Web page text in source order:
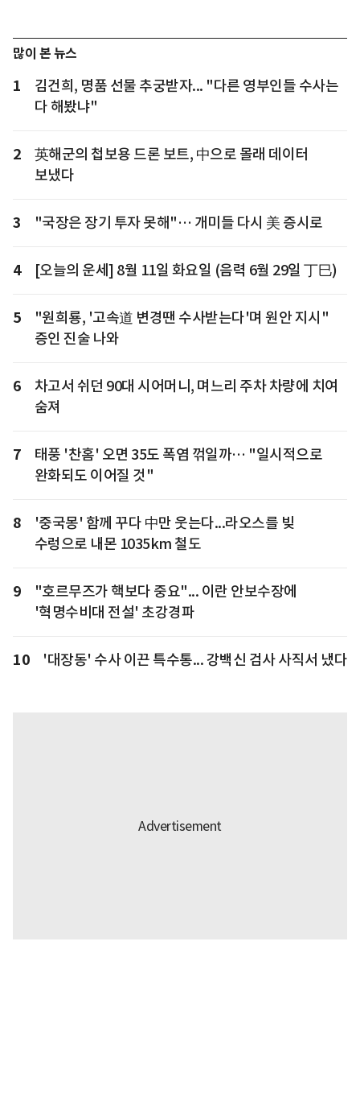
많이 본 뉴스
1
김건희, 명품 선물 추궁받자... "다른 영부인들 수사는
다 해봤냐"
2
英해군의 첩보용 드론 보트, 中으로 몰래 데이터
보냈다
3 "국장은 장기 투자 못해"… 개미들 다시 美 증시로
4 [오늘의 운세] 8월 11일 화요일 (음력 6월 29일 丁巳)
5
"원희룡, '고속道 변경땐 수사받는다'며 원안 지시"
증인 진술 나와
6
차고서 쉬던 90대 시어머니, 며느리 주차 차량에 치여
숨져
7
태풍 '찬홈' 오면 35도 폭염 꺾일까… "일시적으로
완화되도 이어질 것"
8
'중국몽' 함께 꾸다 中만 웃는다...라오스를 빚
수렁으로 내몬 1035km 철도
9
"호르무즈가 핵보다 중요"... 이란 안보수장에
'혁명수비대 전설' 초강경파
10 '대장동' 수사 이끈 특수통... 강백신 검사 사직서 냈다